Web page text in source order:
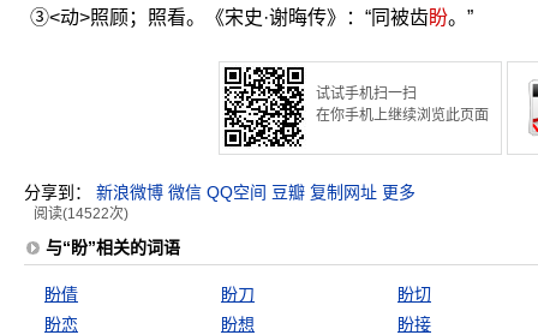
③<动>照顾；照看。《宋史·谢晦传》：“同被齿盼。”
试试手机扫一扫
在你手机上继续浏览此页面
分享到： 新浪微博 微信 QQ空间 豆瓣 复制网址 更多
阅读(14522次)
与“盼”相关的词语
盼倩 盼刀
盼切
盼恋
盼想
盼接